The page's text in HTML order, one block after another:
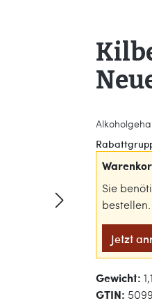
Sie
bestellen.
Jetzt
Gewicht:
GTIN: